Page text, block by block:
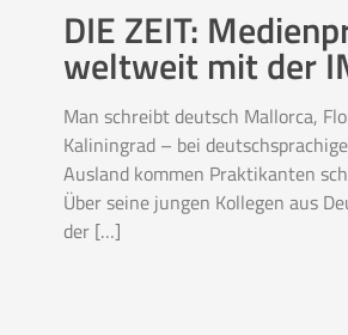
DIE ZEIT:
weltweit mit der
Man schreibt deutsch Mallorca,
Kaliningrad – bei
Ausland kommen Praktikanten
Über seine jungen Kollegen aus
der […]